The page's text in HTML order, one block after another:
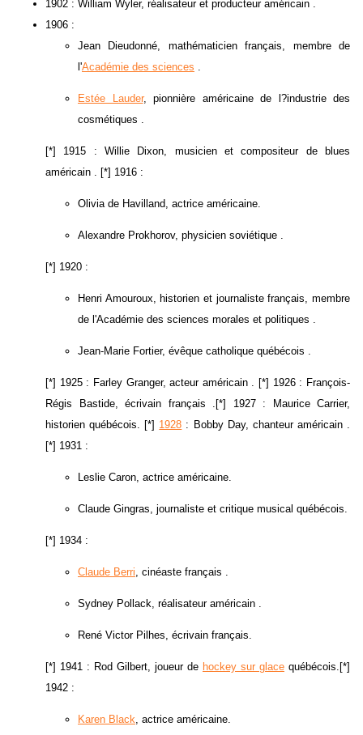
1902 : William Wyler, réalisateur et producteur américain .
1906 :
Jean Dieudonné, mathématicien français, membre de
l'Académie des sciences .
Estée Lauder, pionnière américaine de l?industrie des
cosmétiques .
[*] 1915 : Willie Dixon, musicien et compositeur de blues
américain . [*] 1916 :
Olivia de Havilland, actrice américaine.
Alexandre Prokhorov, physicien soviétique .
[*] 1920 :
Henri Amouroux, historien et journaliste français, membre
de l'Académie des sciences morales et politiques .
Jean-Marie Fortier, évêque catholique québécois .
[*] 1925 : Farley Granger, acteur américain . [*] 1926 : François-
Régis Bastide, écrivain français .[*] 1927 : Maurice Carrier,
historien québécois. [*] 1928 : Bobby Day, chanteur américain .
[*] 1931 :
Leslie Caron, actrice américaine.
Claude Gingras, journaliste et critique musical québécois.
[*] 1934 :
Claude Berri, cinéaste français .
Sydney Pollack, réalisateur américain .
René Victor Pilhes, écrivain français.
[*] 1941 : Rod Gilbert, joueur de hockey sur glace québécois.[*]
1942 :
Karen Black, actrice américaine.